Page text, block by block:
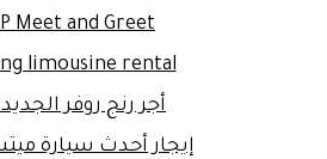
Meet and Greet.
limousine rental
أجر رنج روفر
إيجار أحدث سيارة